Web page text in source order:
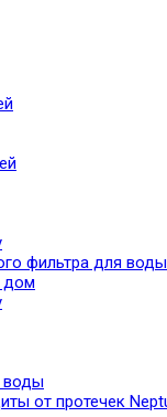
фильтра для воды
дом
воды
от протечек